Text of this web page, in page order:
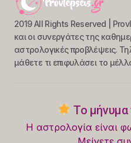
2019 All Rights Reserved |
και οι συνεργάτες της
αστρολογικές προβλέψεις.
μάθετε τι επιφυλάσει το
Το μήνυμα
Η αστρολογία είναι